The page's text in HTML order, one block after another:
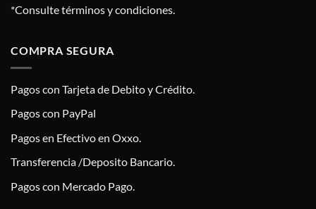
*Consulte términos y condiciones.
COMPRA SEGURA
Pagos con Tarjeta de Debito y Crédito.
Pagos con PayPal
Pagos en Efectivo en Oxxo.
Transferencia /Deposito Bancario.
Pagos con Mercado Pago.